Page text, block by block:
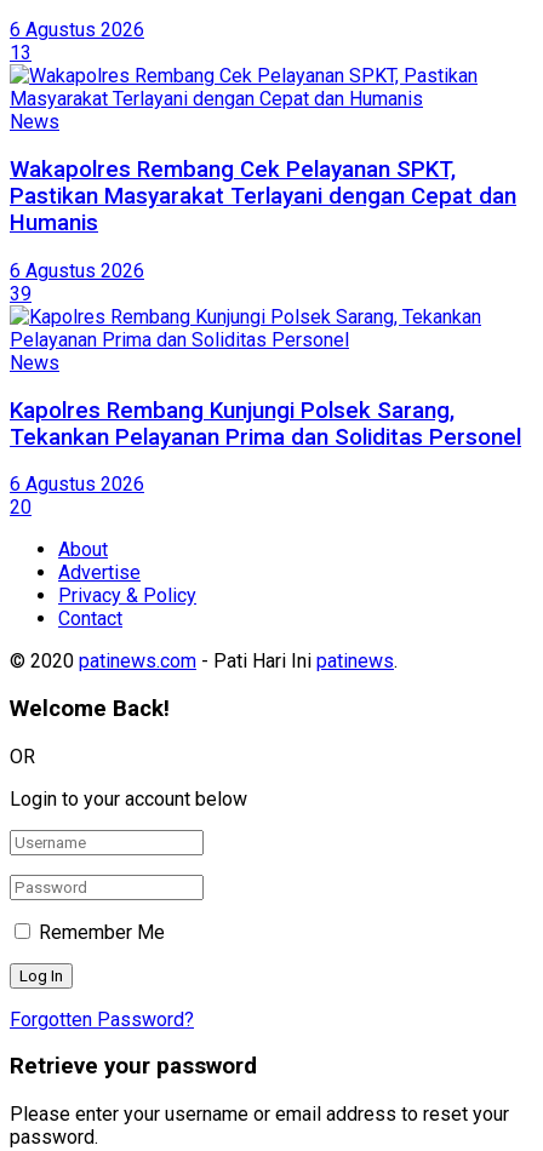
6 Agustus 2026
13
News
Wakapolres Rembang Cek Pelayanan SPKT,
Pastikan Masyarakat Terlayani dengan Cepat dan
Humanis
6 Agustus 2026
39
News
Kapolres Rembang Kunjungi Polsek Sarang,
Tekankan Pelayanan Prima dan Soliditas Personel
6 Agustus 2026
20
About
Advertise
Privacy & Policy
Contact
© 2020 patinews.com - Pati Hari Ini patinews.
Welcome Back!
OR
Login to your account below
Remember Me
Forgotten Password?
Retrieve your password
Please enter your username or email address to reset your
password.